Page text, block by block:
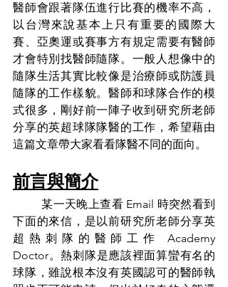
醫師會跟著隊伍進行比賽的機率不高，
以台灣來說基本上只有重要的國際大
賽、亞奧運或賽事方有規定需要有醫師
才會特別找醫師隨隊。一般人想像中的
隨隊生活其實比較像是治療師或防護員
隨隊的工作樣貌。醫師和球隊合作的模
式很多，剛好前一陣子收到研究所老師
分享的英超球隊隊醫的工作，希望藉由
這篇文章帶大家看看隊醫不同的面向。
前言與簡介
	某一天晚上查看 Email 時突然看到
下面的來信，是以前研究所老師分享英
超熱刺隊的醫師工作 Academy
Doctor。熱刺隊是應該裡面算蠻有名的
球隊，雖說根本沒有英國認可的醫師執